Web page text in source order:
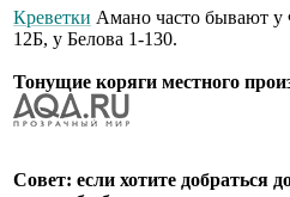
Креветки Амано часто бывают
12Б, у Белова 1-130.
Тонущие коряги местного
Совет: если хотите добраться